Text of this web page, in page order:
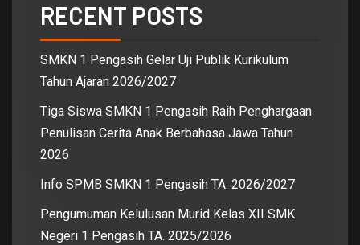
RECENT POSTS
SMKN 1 Pengasih Gelar Uji Publik Kurikulum
Tahun Ajaran 2026/2027
Tiga Siswa SMKN 1 Pengasih Raih Penghargaan
Penulisan Cerita Anak Berbahasa Jawa Tahun
2026
Info SPMB SMKN 1 Pengasih TA. 2026/2027
Pengumuman Kelulusan Murid Kelas XII SMK
Negeri 1 Pengasih TA. 2025/2026